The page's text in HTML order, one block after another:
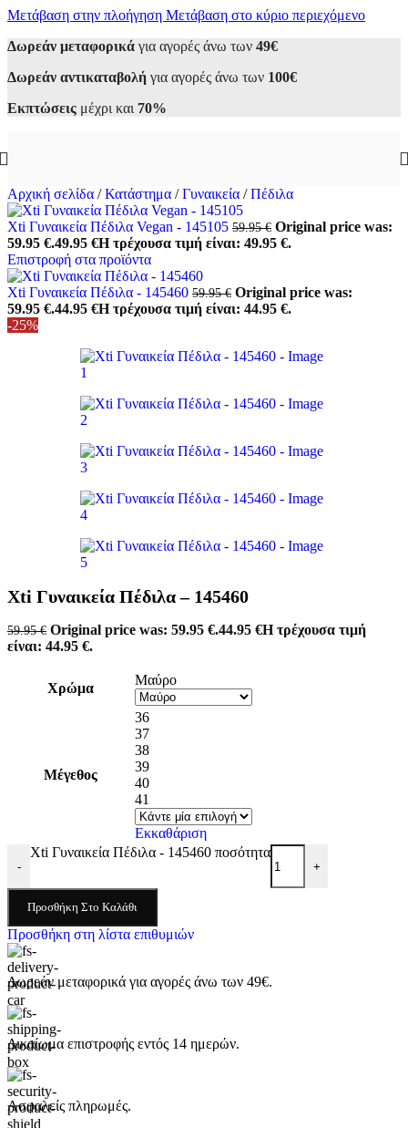
Μετάβαση στην πλοήγηση Μετάβαση στο κύριο περιεχόμενο
Δωρεάν μεταφορικά για αγορές άνω των 49€
Δωρεάν αντικαταβολή για αγορές άνω των 100€
Εκπτώσεις μέχρι και 70%
Αρχική σελίδα / Κατάστημα / Γυναικεία / Πέδιλα
Xti Γυναικεία Πέδιλα Vegan - 145105 59.95€ Original price was:
59.95 €.49.95 €Η τρέχουσα τιμή είναι: 49.95 €.
Επιστροφή στα προϊόντα
Xti Γυναικεία Πέδιλα - 145460 59.95€ Original price was:
59.95 €.44.95 €Η τρέχουσα τιμή είναι: 44.95 €.
-25%
Xti Γυναικεία Πέδιλα – 145460
59.95€ Original price was: 59.95 €.44.95 €Η τρέχουσα τιμή
είναι: 44.95 €.
Χρώμα
Μαύρο
Μέγεθος
36
37
38
39
40
41
Εκκαθάριση
-
Xti Γυναικεία Πέδιλα - 145460 ποσότητα
+
Προσθήκη Στο Καλάθι
Προσθήκη στη λίστα επιθυμιών
Δωρεάν μεταφορικά για αγορές άνω των 49€.
Δικαίωμα επιστροφής εντός 14 ημερών.
Ασφαλείς πληρωμές.